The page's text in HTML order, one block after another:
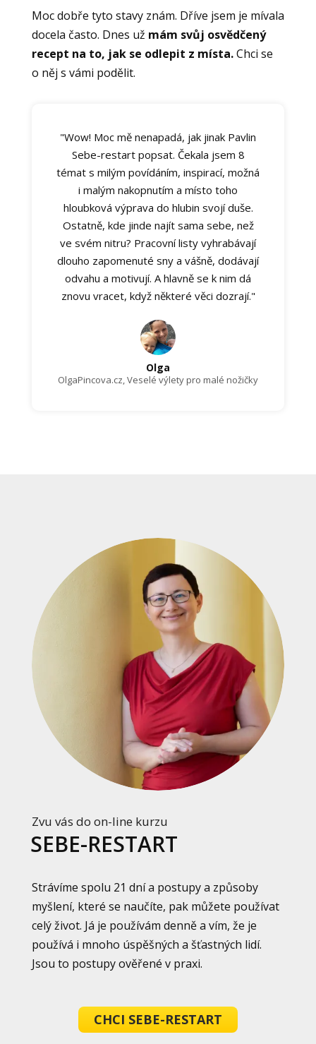
Moc dobře tyto stavy znám. Dříve jsem je mívala
docela často. Dnes už mám svůj osvědčený
recept na to, jak se odlepit z místa.Chci se
o něj s vámi podělit.
"Wow! Moc mě nenapadá, jak jinak Pavlin
Sebe-restart popsat. Čekala jsem 8
témat s milým povídáním, inspirací, možná
i malým nakopnutím a místo toho
hloubková výprava do hlubin svojí duše.
Ostatně, kde jinde najít sama sebe, než
ve svém nitru? Pracovní listy vyhrabávají
dlouho zapomenuté sny a vášně, dodávají
odvahu a motivují. A hlavně se k nim dá
znovu vracet, když některé věci dozrají."
Olga
OlgaPincova.cz, Veselé výlety pro malé nožičky
Zvu vás do on-line kurzu
SEBE-RESTART
Strávíme spolu 21 dní a postupy a způsoby
myšlení, které se naučíte, pak můžete používat
celý život. Já je používám denně a vím, že je
používá i mnoho úspěšných a šťastných lidí.
Jsou to postupy ověřené v praxi.
CHCI SEBE-RESTART